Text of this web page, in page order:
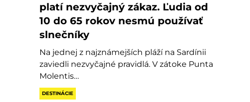
platí nezvyčajný zákaz. Ľudia od
10 do 65 rokov nesmú používať
slnečníky
Na jednej z najznámejších pláží na Sardínii
zaviedli nezvyčajné pravidlá. V zátoke Punta
Molentis…
DESTINÁCIE